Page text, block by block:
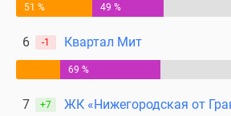
51 % 49 %
6 -1 Квартал Мит
69 %
7 +7 ЖК «Нижегородская от